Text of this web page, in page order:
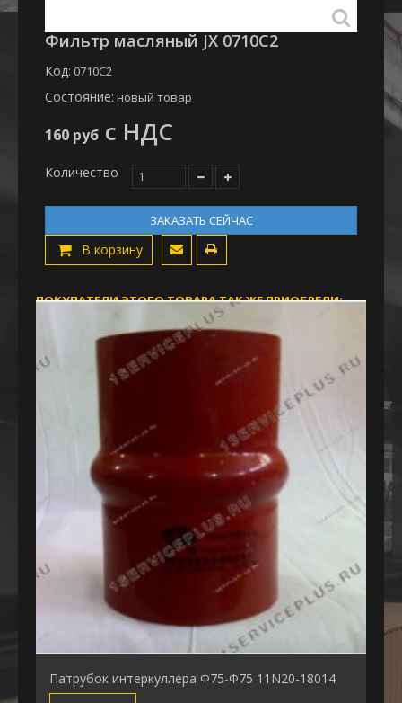
Фильтр масляный JХ 0710C2
Код: 0710C2
Состояние: новый товар
160 руб с НДС
Количество
ЗАКАЗАТЬ СЕЙЧАС
В корзину
ПОКУПАТЕЛИ ЭТОГО ТОВАРА ТАК ЖЕ ПРИОБРЕЛИ:
Патрубок интеркуллера Ф75-Ф75 11N20-18014